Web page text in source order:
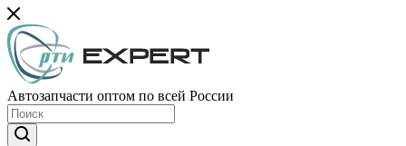
Автозапчасти оптом по всей России